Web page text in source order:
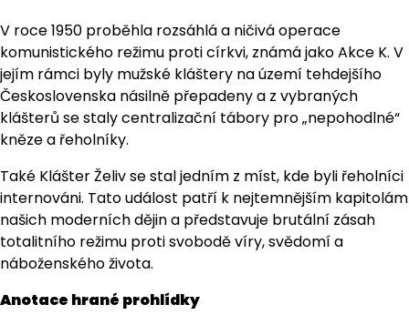
V roce 1950 proběhla rozsáhlá a ničivá operace
komunistického režimu proti církvi, známá jako Akce K. V
jejím rámci byly mužské kláštery na území tehdejšího
Československa násilně přepadeny a z vybraných
klášterů se staly centralizační tábory pro „nepohodlné“
kněze a řeholníky.
Také Klášter Želiv se stal jedním z míst, kde byli řeholníci
internováni. Tato událost patří k nejtemnějším kapitolám
našich moderních dějin a představuje brutální zásah
totalitního režimu proti svobodě víry, svědomí a
náboženského života.
Anotace hrané prohlídky